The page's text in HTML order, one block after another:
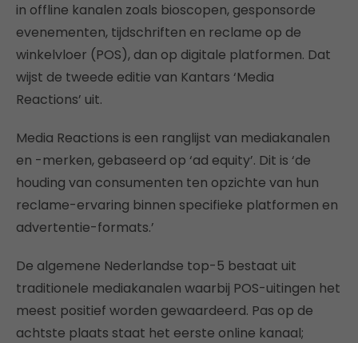
in offline kanalen zoals bioscopen, gesponsorde
evenementen, tijdschriften en reclame op de
winkelvloer (POS), dan op digitale platformen. Dat
wijst de tweede editie van Kantars ‘Media
Reactions’ uit.
Media Reactions is een ranglijst van mediakanalen
en -merken, gebaseerd op ‘ad equity’. Dit is ‘de
houding van consumenten ten opzichte van hun
reclame-ervaring binnen specifieke platformen en
advertentie-formats.’
De algemene Nederlandse top-5 bestaat uit
traditionele mediakanalen waarbij POS-uitingen het
meest positief worden gewaardeerd. Pas op de
achtste plaats staat het eerste online kanaal;